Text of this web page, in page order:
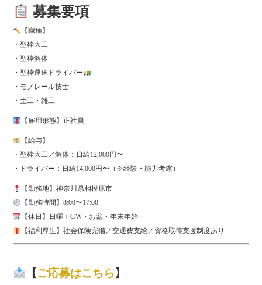
募集要項
【職種】
・型枠大工
・型枠解体
・型枠運送ドライバー
・モノレール技士
・土工・雑工
【雇用形態】正社員
【給与】
・型枠大工／解体：日給12,000円〜
・ドライバー：日給14,000円〜（※経験・能力考慮）
【勤務地】神奈川県相模原市
【勤務時間】8:00〜17:00
【休日】日曜＋GW・お盆・年末年始
【福利厚生】社会保険完備／交通費支給／資格取得支援制度あり
━━━━━━━━━━━━━━━━━━━
【ご応募はこちら 】